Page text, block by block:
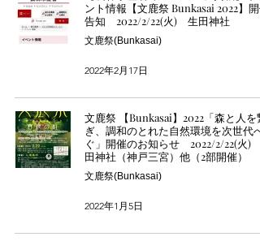
ント情報【文鹿祭 Bunkasai 2022】開
告知 2022/2/22(火) 生田神社
文鹿祭(Bunkasai)
2022年2月17日
文鹿祭 【Bunkasai】2022「森と人を繋
ぎ、調和のとれた自然環境を次世代へ
ぐ」開催のお知らせ 2022/2/22(火)
田神社（神戸三宮）他（2部開催）
文鹿祭(Bunkasai)
2022年1月5日